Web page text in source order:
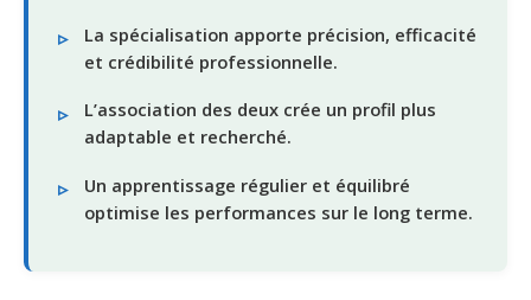
La spécialisation apporte précision, efficacité
et crédibilité professionnelle.
L’association des deux crée un profil plus
adaptable et recherché.
Un apprentissage régulier et équilibré
optimise les performances sur le long terme.